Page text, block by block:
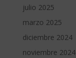
julio 2025
marzo 2025
diciembre 2024
noviembre 2024